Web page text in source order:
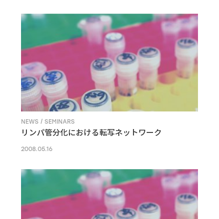
NEWS / SEMINARS
リンパ管分化における転写ネットワーク
2008.05.16